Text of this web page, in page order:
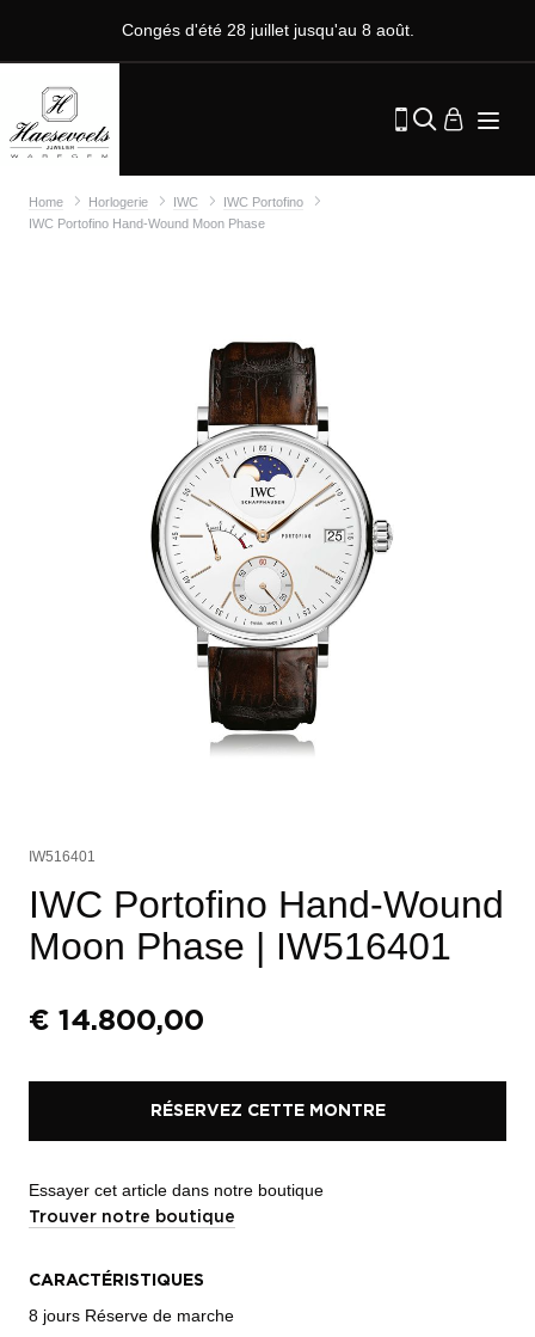
Congés d'été 28 juillet jusqu'au 8 août.
Home Horlogerie IWC
IWC Portofino
IWC Portofino Hand-Wound Moon Phase
IW516401
IWC Portofino Hand-Wound
Moon Phase | IW516401
€ 14.800,00
RÉSERVEZ CETTE MONTRE
Essayer cet article dans notre boutique
Trouver notre boutique
CARACTÉRISTIQUES
8 jours Réserve de marche